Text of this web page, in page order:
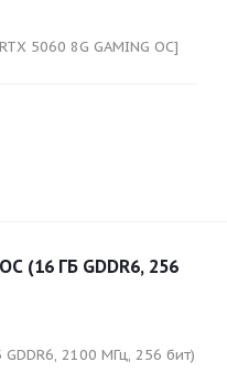
5060 8G GAMING OC]
(16 ГБ GDDR6, 256
GDDR6, 2100 МГц, 256 бит)